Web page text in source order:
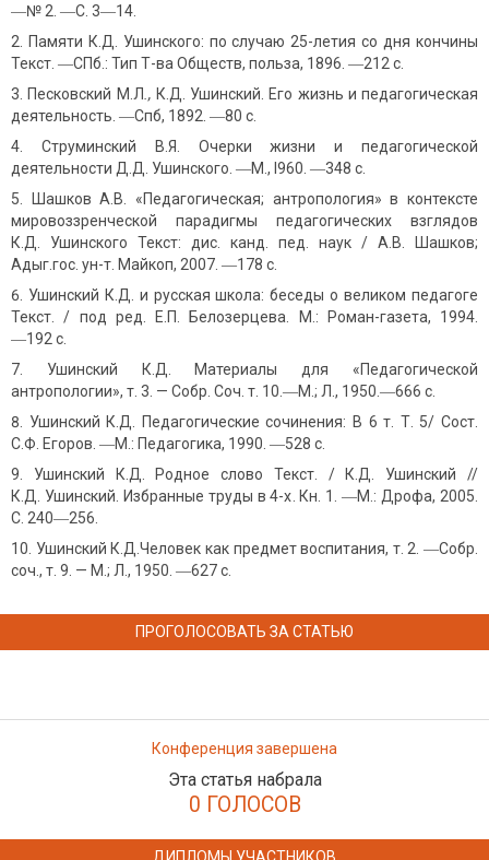
―№ 2. ―С. 3―14.
Памяти К.Д. Ушинского: по случаю 25-летия со дня кончины
Текст. ―СПб.: Тип Т-ва Обществ, польза, 1896. ―212 с.
Песковский М.Л ., К.Д. Ушинский. Его жизнь и педагогическая
деятельность. ―Спб, 1892. ―80 с.
Струминский В.Я. Очерки жизни и педагогической
деятельности Д.Д. Ушинского. ―М., I960. ―348 с.
Шашков A.B. «Педагогическая; антропология» в контексте
мировоззренческой парадигмы педагогических взглядов
К.Д. Ушинского Текст: дис. канд. пед. наук / A.B. Шашков;
Адыг.гос. ун-т. Майкоп, 2007. ―178 с.
Ушинский К.Д. и русская школа: беседы о великом педагоге
Текст. / под ред. Е.П. Белозерцева. М.: Роман-газета, 1994.
―192 с.
Ушинский К.Д. Материалы для «Педагогической
антропологии», т. 3. — Собр. Соч. т. 10.―М.; Л., 1950.―666 с.
Ушинский К.Д. Педагогические сочинения: В 6 т. Т. 5/ Сост.
С.Ф. Егоров. ―М.: Педагогика, 1990. ―528 с.
Ушинский К.Д. Родное слово Текст. / К.Д. Ушинский //
К.Д. Ушинский. Избранные труды в 4-х. Кн. 1. ―М.: Дрофа, 2005.
С. 240―256.
Ушинский К.Д.Человек как предмет воспитания, т. 2. ―Собр.
соч., т. 9. — М.; Л., 1950. ―627 с.
ПРОГОЛОСОВАТЬ ЗА СТАТЬЮ
Конференция завершена
Эта статья набрала
0 ГОЛОСОВ